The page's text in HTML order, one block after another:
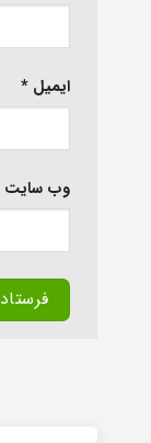
ایمیل *
وب‌ سایت